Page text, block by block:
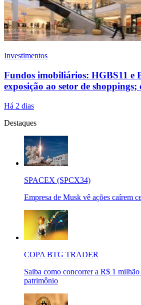
Investimentos
Fundos imobiliários: HGBS11 e
exposição ao setor de shoppings;
Há 2 dias
Destaques
SPACEX (SPCX34)
Empresa de Musk vê ações caírem
COPA BTG TRADER
Saiba como concorrer a R$ 1
patrimônio